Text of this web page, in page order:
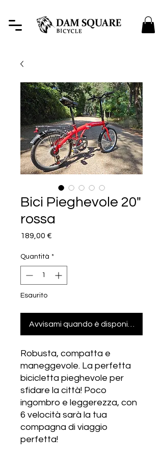
Bici Pieghevole 20"
rossa
189,00 €
Quantità *
Esaurito
Avvisami quando è disponibile
Robusta, compatta e
maneggevole. La perfetta
bicicletta pieghevole per
sfidare la città! Poco
ingombro e leggerezza, con
6 velocità sarà la tua
compagna di viaggio
perfetta!